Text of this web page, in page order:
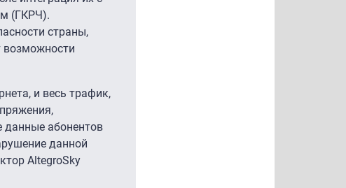
(ГКРЧ).
страны,
возможности
и весь трафик,
данные абонентов
данной
AltegroSky